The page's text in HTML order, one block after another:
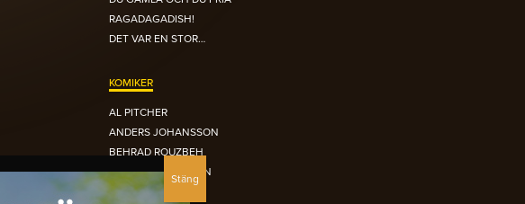
RAGADAGADISH!
DET VAR EN STOR…
KOMIKER
AL PITCHER
ANDERS JOHANSSON
BEHRAD ROUZBEH
NIKLAS ANDERSSON
NOUR EL-REFAI